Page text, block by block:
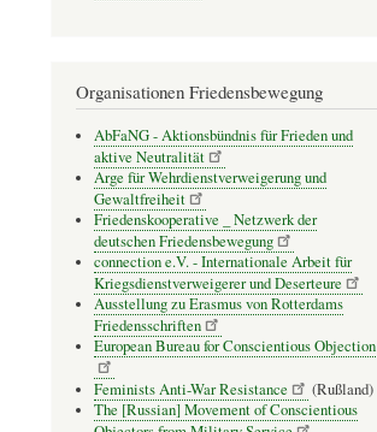
Organisationen Friedensbewegung
AbFaNG - Aktionsbündnis für Frieden und
aktive Neutralität
Arge für Wehrdienstverweigerung und
Gewaltfreiheit
Friedenskooperative _ Netzwerk der
deutschen Friedensbewegung
connection e.V. - Inter­na­tio­nale Arbeit für
Kriegs­dienst­ver­wei­gerer und Deser­teure
Ausstellung zu Erasmus von Rotterdams
Friedensschriften
European Bureau for Conscientious Objection
Feminists Anti-War Resistance
(Rußland)
The [Russian] Movement of Conscientious